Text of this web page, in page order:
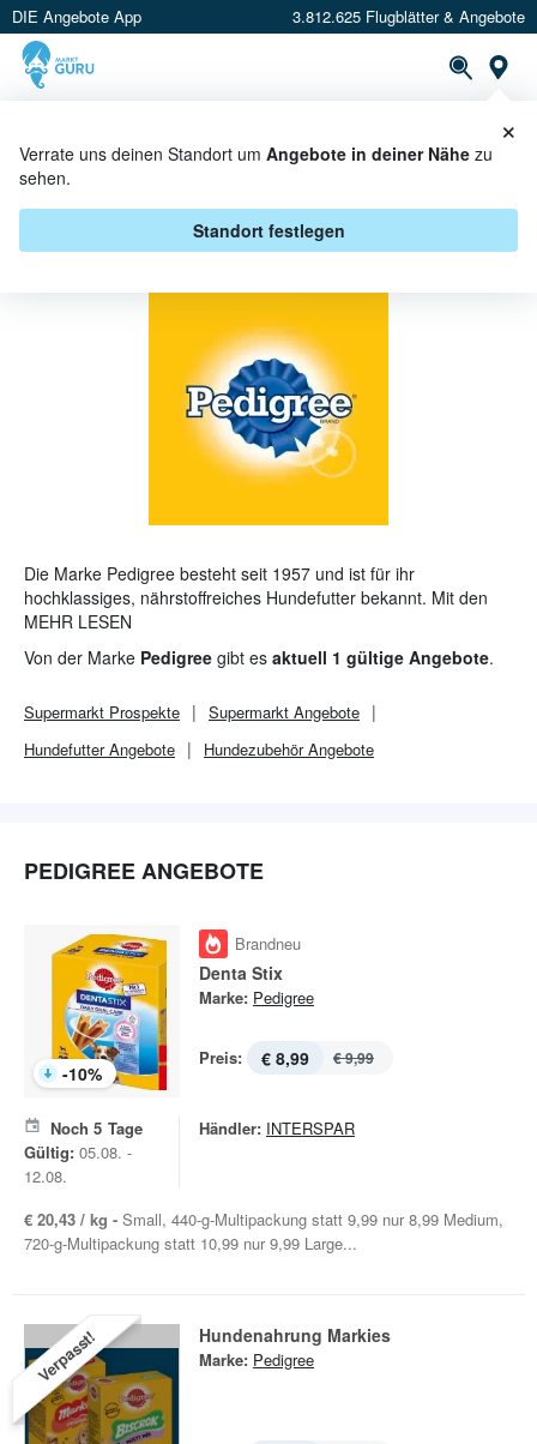
DIE Angebote App 3.812.625 Flugblätter & Angebote
Verrate uns deinen Standort um Angebote in deiner Nähe zu
sehen.
Standort festlegen
×
PEDIGREE ANGEBOTE &
Die Marke Pedigree besteht seit 1957 und ist für ihr
hochklassiges, nährstoffreiches Hundefutter bekannt. Mit den
Forschungsarbeiten und Optimierungen soll dieses Futter weiter
verbessert werden, um einen bestmöglichen Schutz für die
Gesundheit der Hunde zu gewährleisten.
MEHR LESEN
Von der Marke Pedigree gibt es aktuell 1 gültige Angebote.
Supermarkt Prospekte Supermarkt Angebote
Hundefutter Angebote
Hundezubehör Angebote
PEDIGREE ANGEBOTE
-10%
Brandneu
Denta Stix
Marke: Pedigree
Preis: € 8,99 € 9,99
Noch 5 Tage
Gültig: 05.08. -
12.08.
Händler: INTERSPAR
€ 20,43 / kg - Small, 440-g-Multipackung statt 9,99 nur 8,99 Medium,
720-g-Multipackung statt 10,99 nur 9,99 Large...
Verpasst! Hundenahrung Markies
Marke: Pedigree